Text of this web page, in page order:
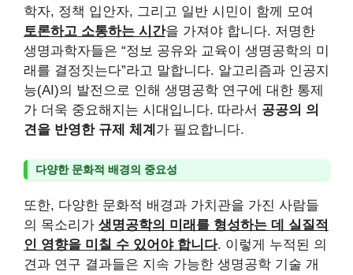
학자, 정책 입안자, 그리고 일반 시민이 함께 모여
토론하고 소통하는 시간을 가져야 합니다. 저명한
생명과학자들은 “정보 공유와 교육이 생명공학의 미
래를 결정짓는다”라고 말합니다. 알고리즘과 인공지
능(AI)의 발전으로 인해 생명공학 연구에 대한 통제
가 더욱 중요해지는 시대입니다. 따라서 공공의 의
견을 반영한 규제 체계 가 필요합니다.
다양한 문화적 배경의 중요성
또한, 다양한 문화적 배경과 가치관을 가진 사람들
의 목소리가 생명공학의 미래를 형성하는 데 실질적
인 영향을 미칠 수 있어야 합니다. 이렇게 누적된 의
견과 연구 결과들은 지속 가능한 생명공학 기술 개